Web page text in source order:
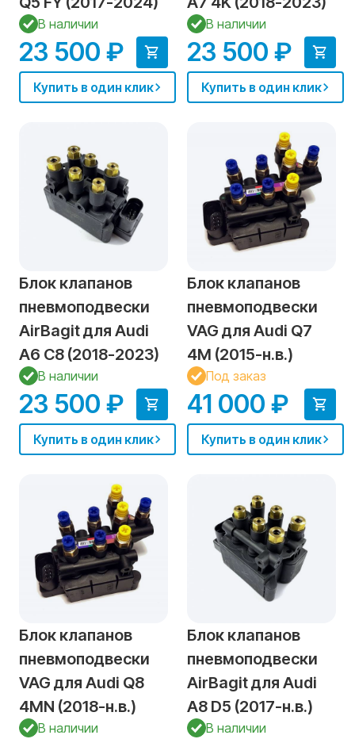
В наличии
23 500 ₽
Купить в один клик
В наличии
23 500 ₽
Купить в один клик
Блок клапанов
пневмоподвески
AirBagit для Audi
A6 C8 (2018-2023)
В наличии
23 500 ₽
Купить в один клик
Блок клапанов
пневмоподвески
VAG для Audi Q7
4M (2015-н.в.)
Под заказ
41 000 ₽
Купить в один клик
Блок клапанов
пневмоподвески
VAG для Audi Q8
4MN (2018-н.в.)
В наличии
Блок клапанов
пневмоподвески
AirBagit для Audi
A8 D5 (2017-н.в.)
В наличии